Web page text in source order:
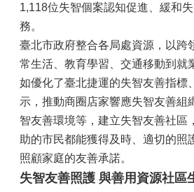
1,118位失智個案認知促進、緩和
務。
臺北市政府整合各局處資源，以跨
常生活、教育學習、交通移動到就
如優化了臺北捷運的失智友善指標
示，推動商圈店家響應失智友善組
智友善環境等，建立失智友善社區
助的市民都能獲得及時、適切的照
照顧家庭的友善承諾。
失智友善照護 與善用資源社區